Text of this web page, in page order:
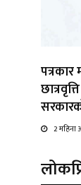
पत्रकार
2 महिना